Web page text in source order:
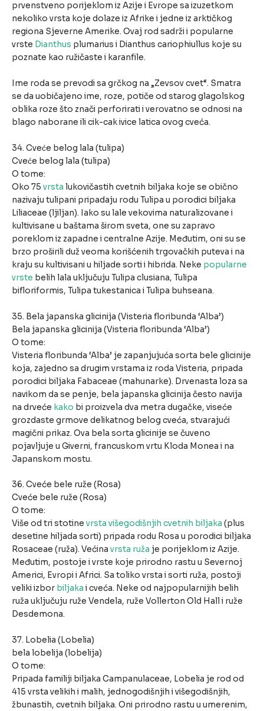
prvenstveno porijeklom iz Azije i Evrope sa izuzetkom
nekoliko vrsta koje dolaze iz Afrike i jedne iz arktičkog
regiona Sjeverne Amerike. Ovaj rod sadrži i popularne
vrste Dianthus plumarius i Dianthus cariophiullus koje su
poznate kao ružičaste i karanfile.
Ime roda se prevodi sa grčkog na „Zevsov cvet“. Smatra
se da uobičajeno ime, roze, potiče od starog glagolskog
oblika roze što znači perforirati i verovatno se odnosi na
blago naborane ili cik-cak ivice latica ovog cveća.
34. Cveće belog lala (tulipa)
Cveće belog lala (tulipa)
O tome:
Oko 75 vrsta lukovičastih cvetnih biljaka koje se obično
nazivaju tulipani pripadaju rodu Tulipa u porodici biljaka
Liliaceae (ljiljan). Iako su lale vekovima naturalizovane i
kultivisane u baštama širom sveta, one su zapravo
poreklom iz zapadne i centralne Azije. Međutim, oni su se
brzo proširili duž veoma korišćenih trgovačkih puteva i na
kraju su kultivisani u hiljade sorti i hibrida. Neke popularne
vrste belih lala uključuju Tulipa clusiana, Tulipa
bifloriformis, Tulipa tukestanica i Tulipa buhseana.
35. Bela japanska glicinija (Visteria floribunda ‘Alba’)
Bela japanska glicinija (Visteria floribunda ‘Alba’)
O tome:
Visteria floribunda ‘Alba’ je zapanjujuća sorta bele glicinije
koja, zajedno sa drugim vrstama iz roda Visteria, pripada
porodici biljaka Fabaceae (mahunarke). Drvenasta loza sa
navikom da se penje, bela japanska glicinija često navija
na drveće kako bi proizvela dva metra dugačke, viseće
grozdaste grmove delikatnog belog cveća, stvarajući
magični prikaz. Ova bela sorta glicinije se čuveno
pojavljuje u Giverni, francuskom vrtu Kloda Monea i na
Japanskom mostu.
36. Cveće bele ruže (Rosa)
Cveće bele ruže (Rosa)
O tome:
Više od tri stotine vrsta višegodišnjih cvetnih biljaka (plus
desetine hiljada sorti) pripada rodu Rosa u porodici biljaka
Rosaceae (ruža). Većina vrsta ruža je porijeklom iz Azije.
Međutim, postoje i vrste koje prirodno rastu u Severnoj
Americi, Evropi i Africi. Sa toliko vrsta i sorti ruža, postoji
veliki izbor biljaka i cveća. Neke od najpopularnijih belih
ruža uključuju ruže Vendela, ruže Vollerton Old Hall i ruže
Desdemona.
37. Lobelia (Lobelia)
bela lobelija (lobelija)
O tome:
Pripada familiji biljaka Campanulaceae, Lobelia je rod od
415 vrsta velikih i malih, jednogodišnjih i višegodišnjih,
žbunastih, cvetnih biljaka. Oni prirodno rastu u umerenim,